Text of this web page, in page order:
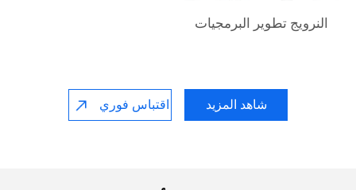
النرويج‎ تطوير البرمجيات
شاهد المزيد اقتباس فوري